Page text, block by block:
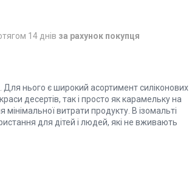
14 днів за рахунок покупця
нього є широкий асортимент силіконових
десертів, так і просто як карамельку на
витрати продукту. В ізомальті
для дітей і людей, які не вживають